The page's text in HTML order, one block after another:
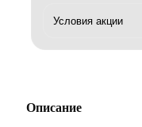
Описание